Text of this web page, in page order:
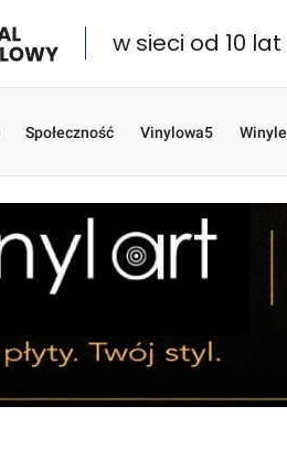
w sieci od 10 lat
Społeczność Vinylowa5 Winyle